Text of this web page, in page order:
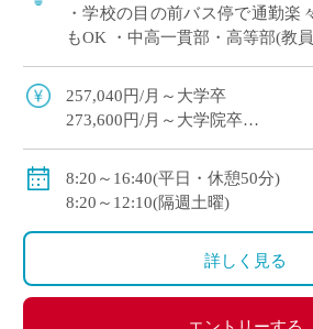
・学校の目の前バス停で通勤楽
もOK ・中高一貫部・高等部(教
にした指導を展開
257,040円/月～大学卒
273,600円/月～大学院卒
・各種手当：住宅・講習・入試手
初年度：3.69カ月(6月：0.69カ月
2年目以降：5.3カ月(6月：2.3
・昇給あり
8:20～16:40(平日・休憩50分)
8:20～12:10(隔週土曜)
詳しく見る